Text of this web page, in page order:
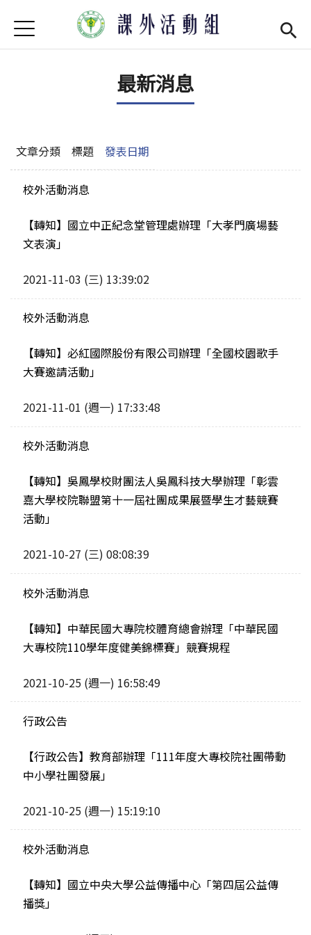
首頁
學務處首頁(link is external)
社團現況
社團營運
Open
場器介紹
活動集錦
法令規章
Jump to Navigation
Jump to Main content
最新消息
文章分類 標題 發表日期
校外活動消息
【轉知】國立中正紀念堂管理處辦理「大孝門廣場藝
文表演」
2021-11-03 (三) 13:39:02
校外活動消息
【轉知】必紅國際股份有限公司辦理「全國校園歌手
大賽邀請活動」
2021-11-01 (週一) 17:33:48
校外活動消息
【轉知】吳鳳學校財團法人吳鳳科技大學辦理「彰雲
嘉大學校院聯盟第十一屆社團成果展暨學生才藝競賽
活動」
2021-10-27 (三) 08:08:39
校外活動消息
【轉知】中華民國大專院校體育總會辦理「中華民國
大專校院110學年度健美錦標賽」競賽規程
2021-10-25 (週一) 16:58:49
行政公告
【行政公告】教育部辦理「111年度大專校院社團帶動
中小學社團發展」
2021-10-25 (週一) 15:19:10
校外活動消息
【轉知】國立中央大學公益傳播中心「第四屆公益傳
播獎」